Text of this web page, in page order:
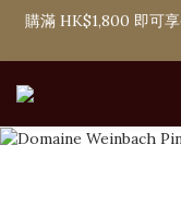
購滿 HK$1,800 即可
購滿 HK$1,800 即可
單次購物淨
購滿 HK$1,800 即可